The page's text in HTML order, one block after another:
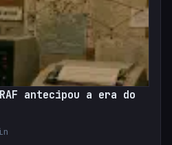
antecipou a era do